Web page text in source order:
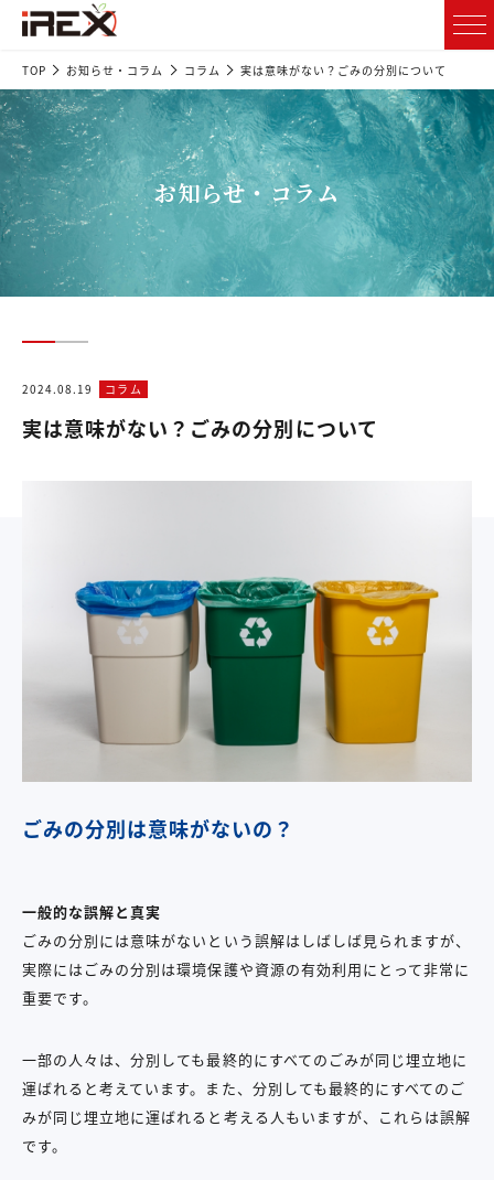
TOP お知らせ・コラム コラム 実は意味がない？ごみの分別について
お知らせ・コラム
2024.08.19 コラム
実は意味がない？ごみの分別について
ごみの分別は意味がないの？
一般的な誤解と真実
ごみの分別には意味がないという誤解はしばしば見られますが、
実際にはごみの分別は環境保護や資源の有効利用にとって非常に
重要です。
一部の人々は、分別しても最終的にすべてのごみが同じ埋立地に
運ばれると考えています。また、分別しても最終的にすべてのご
みが同じ埋立地に運ばれると考える人もいますが、これらは誤解
です。